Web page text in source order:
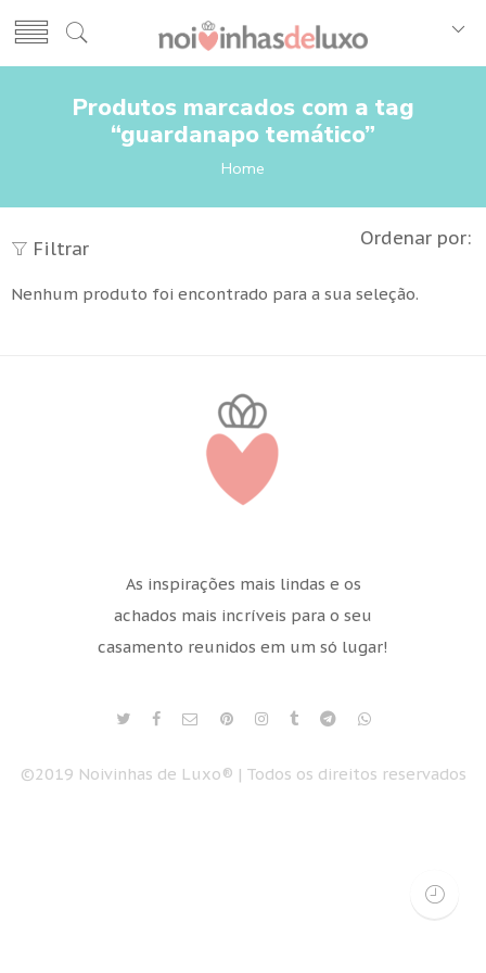
Produtos marcados com a tag
“guardanapo temático”
Home
Filtrar Ordenar por:
Nenhum produto foi encontrado para a sua seleção.
As inspirações mais lindas e os
achados mais incríveis para o seu
casamento reunidos em um só lugar!
©2019 Noivinhas de Luxo® | Todos os direitos reservados